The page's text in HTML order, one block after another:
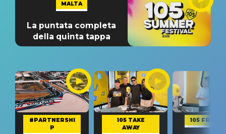
MALTA
La puntata completa
della quinta tappa
#PARTNERSHI
P
105 TAKE
AWAY
105